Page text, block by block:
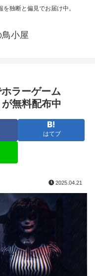
独断と偏見でお届け中。
小屋
ラーゲーム
無料配布中
はてブ
2025.04.21